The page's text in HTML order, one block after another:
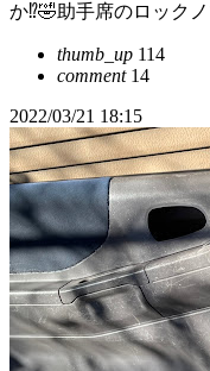
か⁉️🤣助手席のロック
thumb_up 114
comment14
2022/03/21 18:15